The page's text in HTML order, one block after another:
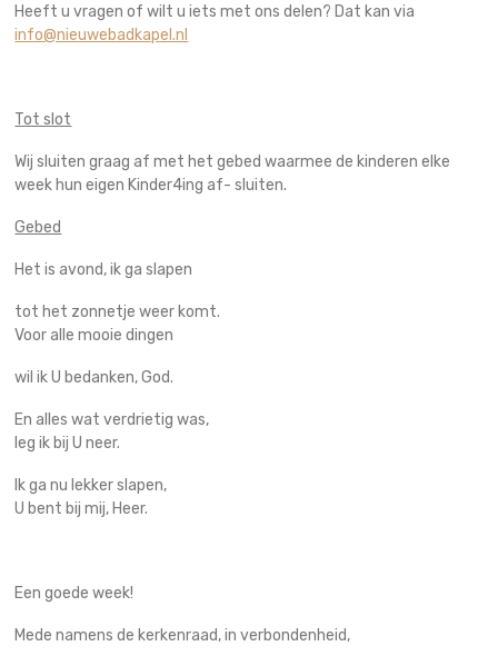
Heeft u vragen of wilt u iets met ons delen? Dat kan via
info@nieuwebadkapel.nl
Tot slot
Wij sluiten graag af met het gebed waarmee de kinderen elke
week hun eigen Kinder4ing af- sluiten.
Gebed
Het is avond, ik ga slapen
tot het zonnetje weer komt.
Voor alle mooie dingen
wil ik U bedanken, God.
En alles wat verdrietig was,
leg ik bij U neer.
Ik ga nu lekker slapen,
U bent bij mij, Heer.
Een goede week!
Mede namens de kerkenraad, in verbondenheid,